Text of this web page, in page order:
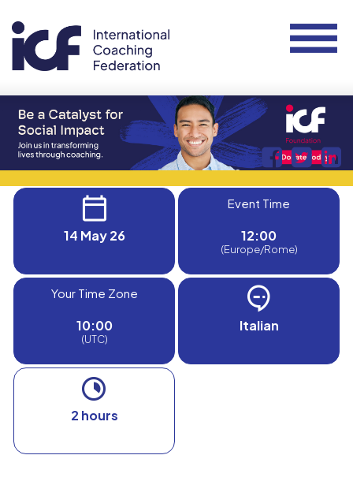
14 May 26
Event Time
12:00
(Europe/Rome)
Your Time Zone
10:00
(UTC)
Italian
2 hours